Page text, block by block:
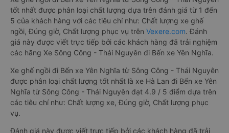
tốt nhất được phân loại chất lượng dựa trên đánh giá từ 1 đến
5 của khách hàng với các tiêu chí như: Chất lượng xe ghế
ngồi, Đúng giờ, Chất lượng phục vụ trên Vexere.com. Đánh
giá này được viết trực tiếp bởi các khách hàng đã trải nghiệm
các hãng Xe Sông Công - Thái Nguyên đi Bến xe Yên Nghĩa.
Xe ghế ngồi đi Bến xe Yên Nghĩa từ Sông Công - Thái Nguyên
được phân loại chất lượng tốt nhất là xe Hà Lan đi Bến xe Yên
Nghĩa từ Sông Công - Thái Nguyên đạt 4.9 / 5 điểm dựa trên
các tiêu chí như: Chất lượng xe, Đúng giờ, Chất lượng phục
vụ.
Đánh giá này được viết trực tiếp bởi các khách hàng đã trải